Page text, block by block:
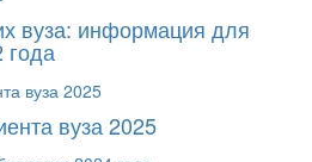
вуза: информация для
года
вуза 2025